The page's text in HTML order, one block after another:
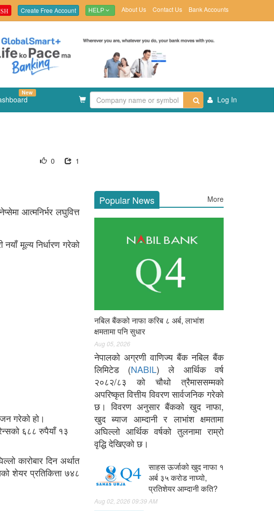
Create Free Account HELP About Us Contact Us Bank Accounts
New
Log In
1
0
आत्मनिर्भर लघुवित्त
मूल्य निर्धारण गरेको
गरेको हो।
६८८ रुपैयाँ १३
कारोबार दिन अर्थात
शेयर प्रतिकित्ता ७४८
Popular News More
नबिल बैंकको नाफा करिब ८ अर्ब, लाभांश
क्षमतामा पनि सुधार
Aug 05, 2026
नेपालको अग्रणी वाणिज्य बैंक नबिल बैंक
लिमिटेड (NABIL) ले आर्थिक वर्ष
२०८२/८३ को चौथो त्रैमाससम्मको
अपरिष्कृत वित्तीय विवरण सार्वजनिक गरेको
छ। विवरण अनुसार बैंकको खुद नाफा,
खुद ब्याज आम्दानी र लाभांश क्षमतामा
अघिल्लो आर्थिक वर्षको तुलनामा राम्रो
वृद्धि देखिएको छ।
साहस ऊर्जाको खुद नाफा १
अर्ब ३५ करोड नाघ्यो,
प्रतिशेयर आम्दानी कति?
Aug 02, 2026 09:39 AM